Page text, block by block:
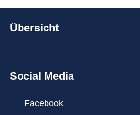
Übersicht
Social Media
Facebook